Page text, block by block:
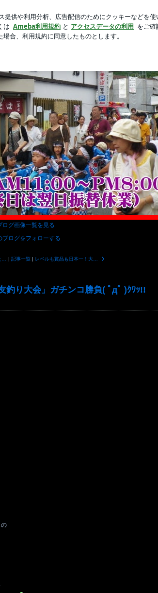
釣り三昧！ラーメン屋のおっさんBlog
ラーメン屋のお
てつの日々の日記や趣味の釣り（鮎・あまご・アオリイ
ログ画像一覧を見る
ブログをフォローする
| 記事一覧 |
釣り大会」ガチンコ勝負( ﾟдﾟ )ｸﾜｯ!!